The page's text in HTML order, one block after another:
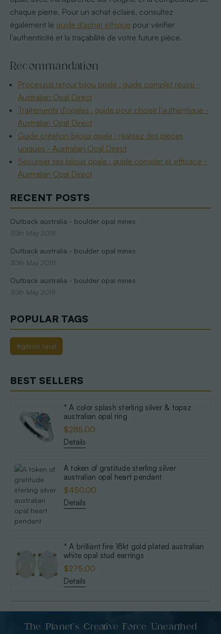
RECENT POSTS
Outback australia - boulder opal mines
30th May 2018
Outback australia - boulder opal mines
30th May 2018
Outback australia - boulder opal mines
30th May 2018
POPULAR TAGS
#gilson opal
BEST SELLERS
* A color splash sterling silver & topaz
australian opal ring
$285.00
Details
A token of gratitude sterling silver
australian opal heart pendant
$450.00
Details
* A brilliant fire 18kt gold plated australian
white opal stud earrings
$275.00
Details
chaque pierre. Pour un achat éclairé, consultez
également le guide d’achat éthique pour vérifier
l’authenticité et la traçabilité de votre future pièce.
Recommandation
Processus retour bijou opale : guide complet réussi -
Australian Opal Direct
Traitements d’opales : guide pour choisir l’authentique -
Australian Opal Direct
Guide création bijoux opale : réalisez des pièces
uniques - Australian Opal Direct
Sécuriser ses bijoux opale : guide complet et efficace -
Australian Opal Direct
The Planet’s Creative Force Unearthed